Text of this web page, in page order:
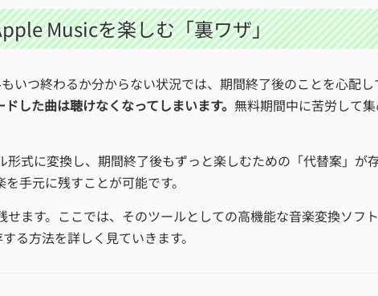
Musicを楽しむ「裏ワザ」
いつ終わるか分からない状況では、期間終了後のことを心配し
した曲は聴けなくなってしまいます。 無料期間中に苦労して
式に変換し、期間終了後もずっと楽しむための「代替案」が
手元に残すことが可能です。
ます。ここでは、そのツールとしての高機能な音楽変換ソフ
る方法を詳しく見ていきます。